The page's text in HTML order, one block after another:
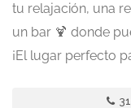
tu relajación, una
un bar 🍹 donde
¡El lugar perfecto